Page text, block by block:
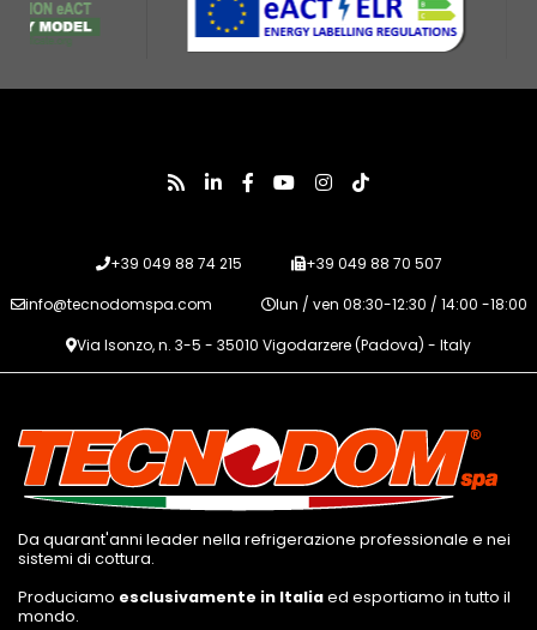
+39 049 88 74 215
+39 049 88 70 507
info@tecnodomspa.com
lun / ven 08:30-12:30 / 14:00 -18:00
Via Isonzo, n. 3-5 - 35010 Vigodarzere (Padova) - Italy
Da quarant'anni leader nella refrigerazione professionale e nei
sistemi di cottura.
Produciamo esclusivamente in Italiaed esportiamo in tutto il
mondo.